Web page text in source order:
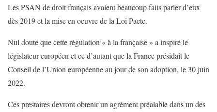
Les PSAN de droit français avaient beaucoup faits parler d’eux
dès 2019 et la mise en oeuvre de la Loi Pacte.
Nul doute que cette régulation « à la française » a inspiré le
législateur européen et ce d’autant que la France présidait le
Conseil de l’Union européenne au jour de son adoption, le 30 juin
2022.
Ces prestaires devront obtenir un agrément préalable dans un des